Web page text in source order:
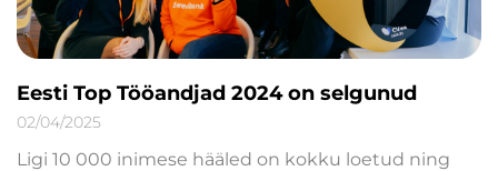
Eesti Top Tööandjad 2024 on selgunud
02/04/2025
Ligi 10 000 inimese hääled on kokku loetud ning